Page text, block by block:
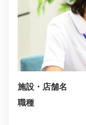
施設・店舗名
職種